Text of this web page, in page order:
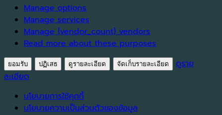
ตลาด
Manage options
Manage services
Manage {vendor_count} vendors
Read more about these purposes
ยอมรับ ปฏิเสธ ดูรายละเอียด จัดเก็บรายละเอียด
ดูราย
ละเอียด
นโยบายการใช้คุกกี้
นโยบายความเป็นส่วนตัวของข้อมูล